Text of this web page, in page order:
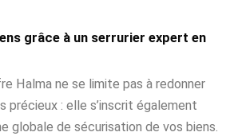
grâce à un serrurier expert en
Halma ne se limite pas à redonner
précieux : elle s’inscrit également
globale de sécurisation de vos biens.